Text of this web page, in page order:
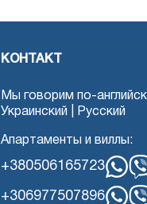
КОНТАКТ
Мы говорим по-
Украинский | Русский
Апартаменты и виллы:
+380506165723
+306977507896